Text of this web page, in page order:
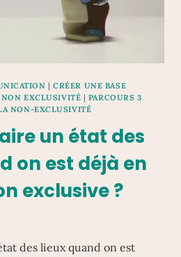
|CRÉER UNE BASE
EXCLUSIVITÉ | PARCOURS 3
NON-EXCLUSIVITÉ
un état des
on est déjà en
exclusive ?
des lieux quand on est